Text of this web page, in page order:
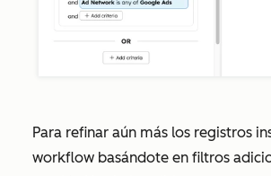
Para refinar aún más los registros
workflow basándote en filtros